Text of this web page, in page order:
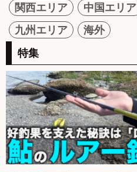
関西エリア
中国エリア
九州エリア
海外
特集